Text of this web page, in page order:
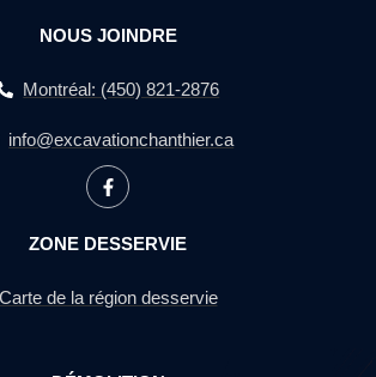
NOUS JOINDRE
Montréal: (450) 821-2876
info@excavationchanthier.ca
ZONE DESSERVIE
Carte de la région desservie